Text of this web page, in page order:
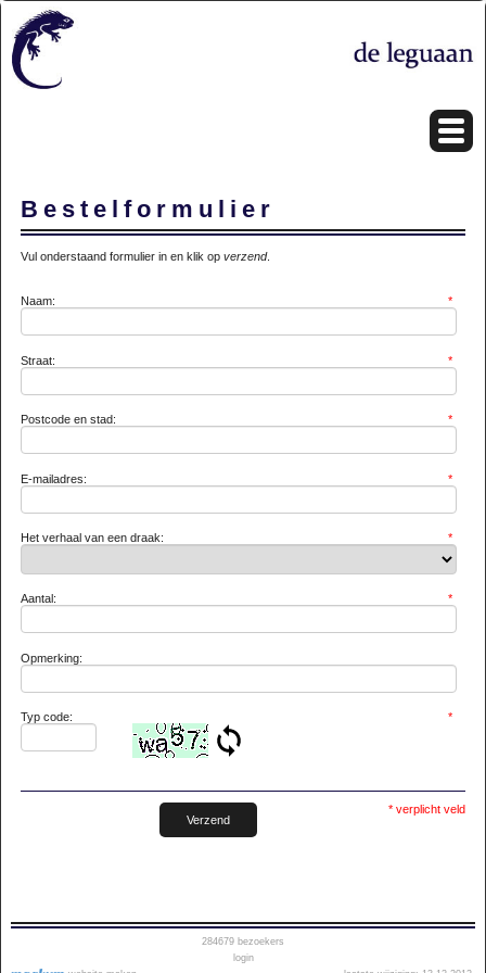
Bestelformulier
Vul onderstaand formulier in en klik op verzend.
Naam: *
Straat: *
Postcode en stad: *
E-mailadres: *
Het verhaal van een draak: *
Aantal: *
Opmerking:
Typ code: *
* verplicht veld
284679 bezoekers
login